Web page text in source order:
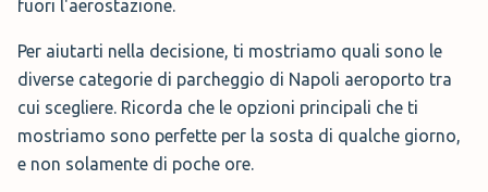
fuori l'aerostazione.
Per aiutarti nella decisione, ti mostriamo quali sono le
diverse categorie di parcheggio di Napoli aeroporto tra
cui scegliere. Ricorda che le opzioni principali che ti
mostriamo sono perfette per la sosta di qualche giorno,
e non solamente di poche ore.